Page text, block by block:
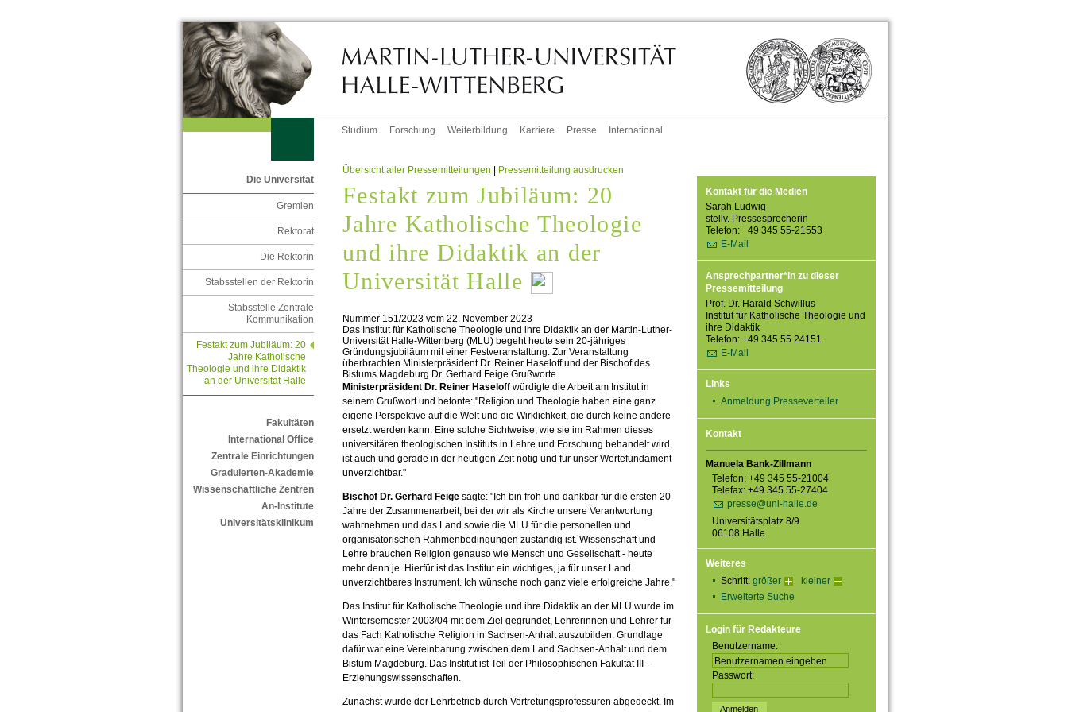
Studium Forschung Weiterbildung Karriere Presse International
Die Universität
Gremien
Rektorat
Die Rektorin
Stabsstellen der Rektorin
Stabsstelle Zentrale
Kommunikation
Festakt zum Jubiläum: 20
Jahre Katholische
Theologie und ihre Didaktik
an der Universität Halle
Fakultäten
International Office
Zentrale Einrichtungen
Graduierten-Akademie
Wissenschaftliche Zentren
An-Institute
Universitätsklinikum
Kontakt für die Medien
Sarah Ludwig
stellv. Pressesprecherin
Telefon: +49 345 55-21553
E-Mail
Ansprechpartner*in zu dieser
Pressemitteilung
Prof. Dr. Harald Schwillus
Institut für Katholische Theologie und
ihre Didaktik
Telefon: +49 345 55 24151
E-Mail
Links
Anmeldung Presseverteiler
Kontakt
Manuela Bank-Zillmann
Telefon: +49 345 55-21004
Telefax: +49 345 55-27404
presse@uni-halle.de
Universitätsplatz 8/9
06108 Halle
Weiteres
Schrift: größer
kleiner
Erweiterte Suche
Login für Redakteure
Benutzername:
Passwort:
Übersicht aller Pressemitteilungen | Pressemitteilung ausdrucken
Festakt zum Jubiläum: 20
Jahre Katholische Theologie
und ihre Didaktik an der
Universität Halle
Nummer 151/2023 vom 22. November 2023
Das Institut für Katholische Theologie und ihre Didaktik an der Martin-Luther-
Universität Halle-Wittenberg (MLU) begeht heute sein 20-jähriges
Gründungsjubiläum mit einer Festveranstaltung. Zur Veranstaltung
überbrachten Ministerpräsident Dr. Reiner Haseloff und der Bischof des
Bistums Magdeburg Dr. Gerhard Feige Grußworte.
Ministerpräsident Dr. Reiner Haseloffwürdigte die Arbeit am Institut in
seinem Grußwort und betonte: "Religion und Theologie haben eine ganz
eigene Perspektive auf die Welt und die Wirklichkeit, die durch keine andere
ersetzt werden kann. Eine solche Sichtweise, wie sie im Rahmen dieses
universitären theologischen Instituts in Lehre und Forschung behandelt wird,
ist auch und gerade in der heutigen Zeit nötig und für unser Wertefundament
unverzichtbar."
Bischof Dr. Gerhard Feigesagte: "Ich bin froh und dankbar für die ersten 20
Jahre der Zusammenarbeit, bei der wir als Kirche unsere Verantwortung
wahrnehmen und das Land sowie die MLU für die personellen und
organisatorischen Rahmenbedingungen zuständig ist. Wissenschaft und
Lehre brauchen Religion genauso wie Mensch und Gesellschaft - heute
mehr denn je. Hierfür ist das Institut ein wichtiges, ja für unser Land
unverzichtbares Instrument. Ich wünsche noch ganz viele erfolgreiche Jahre."
Das Institut für Katholische Theologie und ihre Didaktik an der MLU wurde im
Wintersemester 2003/04 mit dem Ziel gegründet, Lehrerinnen und Lehrer für
das Fach Katholische Religion in Sachsen-Anhalt auszubilden. Grundlage
dafür war eine Vereinbarung zwischen dem Land Sachsen-Anhalt und dem
Bistum Magdeburg. Das Institut ist Teil der Philosophischen Fakultät III -
Erziehungswissenschaften.
Zunächst wurde der Lehrbetrieb durch Vertretungsprofessuren abgedeckt. Im